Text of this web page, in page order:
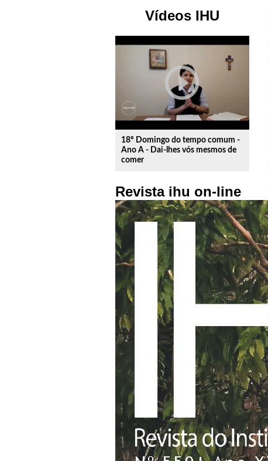
Vídeos IHU
play_circle_outline
18º Domingo do tempo comum -
Ano A - Dai-lhes vós mesmos de
comer
Revista ihu on-line